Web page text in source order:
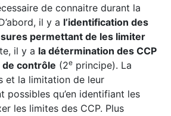
de connaitre durant la
il y a l’identification des
permettant de les limiter
il y a la détermination des CCP
contrôle (2e principe). La
et la limitation de leur
possibles qu’en identifiant les
les limites des CCP. Plus